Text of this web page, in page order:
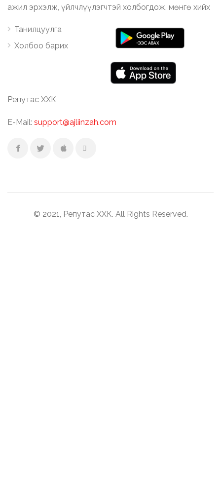
ажил эрхэлж, үйлчлүүлэгчтэй холбогдож, мөнгө хийх
Танилцуулга
Холбоо барих
Репутас ХХК
E-Mail: support@ajliinzah.com
© 2021, Репутас ХХК. All Rights Reserved.